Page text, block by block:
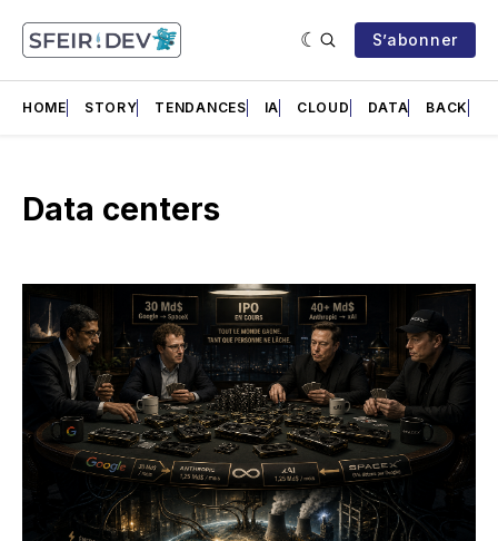
S’abonner
HOME STORY TENDANCES IA CLOUD DATA BACK
Data centers